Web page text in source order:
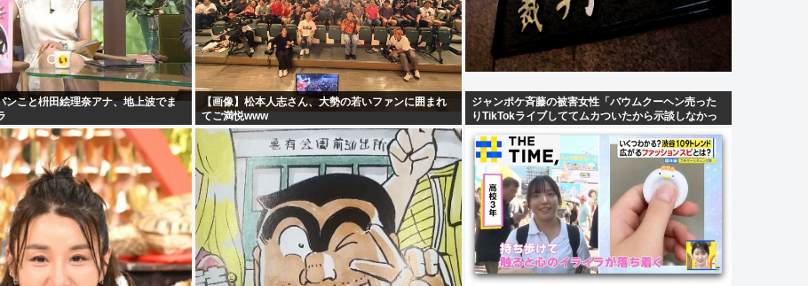
ンこと枡田絵理奈アナ、地上波でま
【画像】松本人志さん、大勢の若いファンに囲まれ
てご満悦www
ジャンポケ斉藤の被害女性「バウムクーヘン売った
りTikTokライブしててムカついたから示談しなかっ